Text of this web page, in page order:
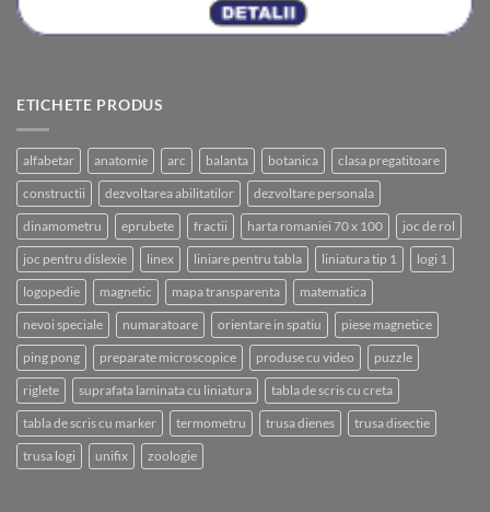
ETICHETE PRODUS
alfabetar anatomie arc balanta botanica clasa pregatitoare
constructii dezvoltarea abilitatilor dezvoltare personala
dinamometru eprubete fractii harta romaniei 70 x 100 joc de rol
joc pentru dislexie linex liniare pentru tabla liniatura tip 1 logi 1
logopedie magnetic mapa transparenta matematica
nevoi speciale numaratoare orientare in spatiu piese magnetice
ping pong preparate microscopice produse cu video puzzle
riglete suprafata laminata cu liniatura tabla de scris cu creta
tabla de scris cu marker termometru trusa dienes trusa disectie
trusa logi unifix zoologie